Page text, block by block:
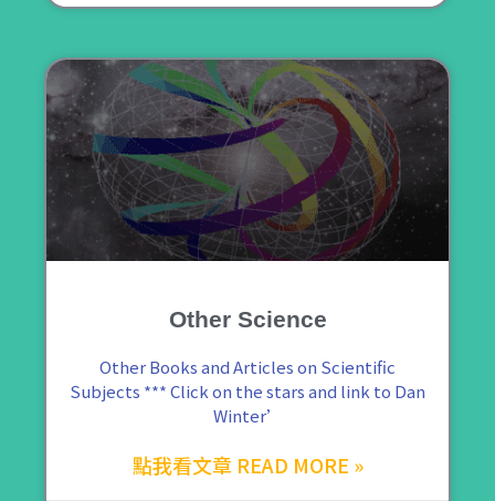
Other Science
Other Books and Articles on Scientific
Subjects *** Click on the stars and link to Dan
Winter’
點我看文章 READ MORE »